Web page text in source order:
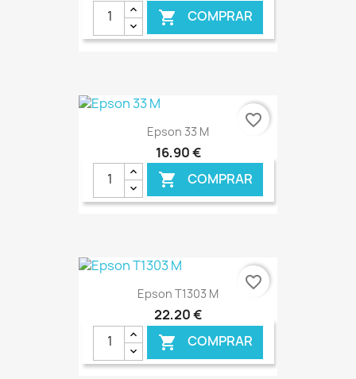
 COMPRAR
€ ONLINE
Epson 33 M
16,90 €
 COMPRAR
€ ONLINE
favorite_border
Epson T1303 M
22,20 €
 COMPRAR
favorite_border